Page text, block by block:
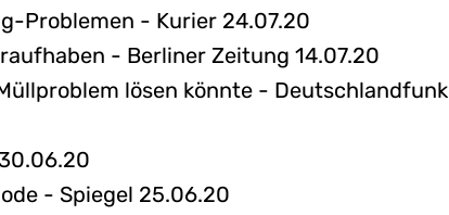
Problemen - Kurier 24.07.20
- Berliner Zeitung 14.07.20
lösen könnte - Deutschlandfunk
- Spiegel 25.06.20